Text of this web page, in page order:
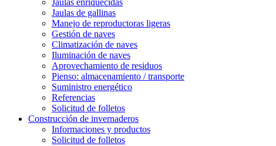
Jaulas enriquecidas
Jaulas de gallinas
Manejo de reproductoras ligeras
Gestión de naves
Climatización de naves
Iluminación de naves
Aprovechamiento de residuos
Pienso: almacenamiento / transporte
Suministro energético
Referencias
Solicitud de folletos
Construcción de invernaderos
Informaciones y productos
Solicitud de folletos